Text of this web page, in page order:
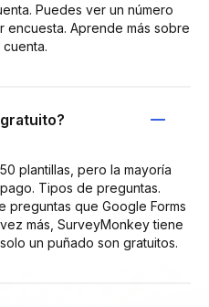
Puedes ver un número
Aprende más sobre
plantillas, pero la mayoría
Tipos de preguntas.
preguntas que Google Forms
más, SurveyMonkey tiene
un puñado son gratuitos.